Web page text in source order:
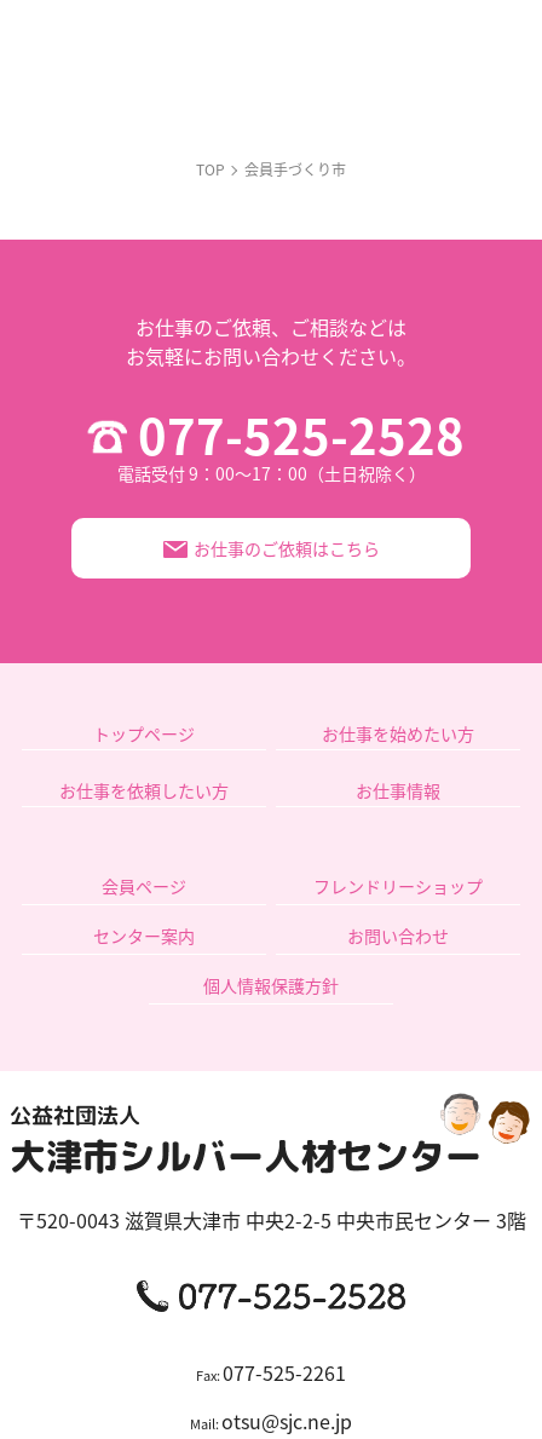
TOP 会員手づくり市
お仕事のご依頼、 ご相談などは
お気軽にお問い合わせください。
077-525-2528
電話受付 9：00～17：00（土日祝除く）
お仕事のご依頼はこちら
トップページ お仕事を始めたい方
お仕事を依頼したい方 お仕事情報
会員ページ フレンドリーショップ
センター案内 お問い合わせ
個人情報保護方針
〒520-0043 滋賀県大津市 中央2-2-5 中央市民センター 3階
Fax:077-525-2261
Mail:otsu@sjc.ne.jp